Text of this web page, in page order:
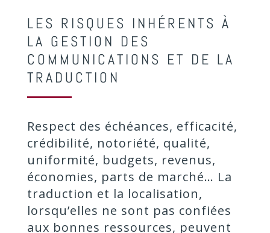
LES RISQUES INHÉRENTS À
LA GESTION DES
COMMUNICATIONS ET DE LA
TRADUCTION
Respect des échéances, efficacité,
crédibilité, notoriété, qualité,
uniformité, budgets, revenus,
économies, parts de marché… La
traduction et la localisation,
lorsqu’elles ne sont pas confiées
aux bonnes ressources, peuvent